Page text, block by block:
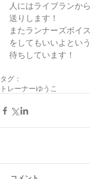
人にはライブランか
送りします！
またランナーズボイ
をしてもいいよとい
待ちしています！
タグ：
トレーナーゆうこ